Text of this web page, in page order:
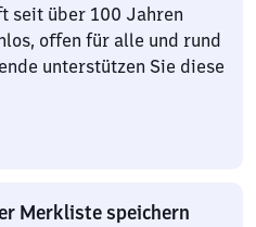
seit über 100 Jahren
offen für alle und rund
unterstützen Sie diese
Merkliste speichern